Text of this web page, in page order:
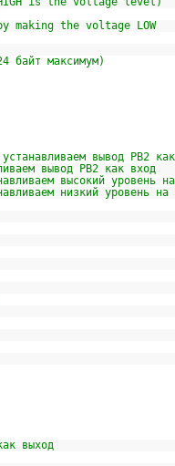
the voltage LOW
байт максимум)
вывод PB2
вывод PB2 как вход
высокий
низкий уровень на
как выход